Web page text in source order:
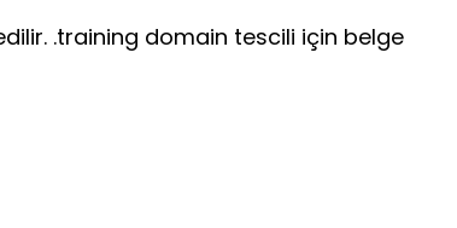
.training domain tescili için belge